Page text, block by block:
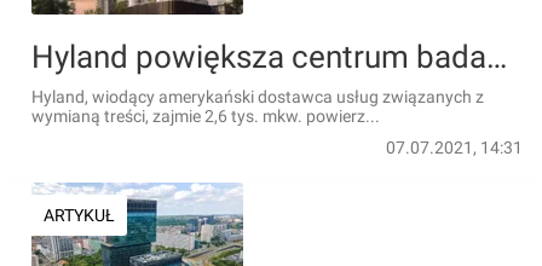
Hyland powiększa centrum badawczo-rozwojowe w Katowicach
Hyland, wiodący amerykański dostawca usług związanych z
wymianą treści, zajmie 2,6 tys. mkw. powierz...
07.07.2021, 14:31
ARTYKUŁ